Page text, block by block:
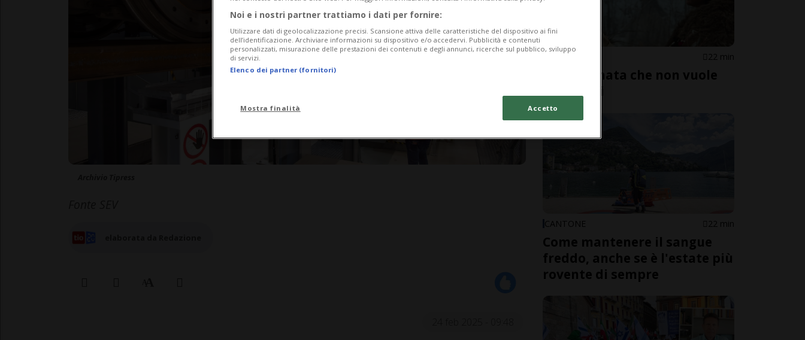
LOCARNO 22 min
Una giornata che non vuole
CANTONE 22 min
Come mantenere il sangue
freddo, anche se è l'estate più
rovente di sempre
Noi e i nostri partner trattiamo i dati per fornire:
Utilizzare dati di geolocalizzazione precisi. Scansione attiva delle caratteristiche del dispositivo ai fini
dell’identificazione. Archiviare informazioni su dispositivo e/o accedervi. Pubblicità e contenuti
personalizzati, misurazione delle prestazioni dei contenuti e degli annunci, ricerche sul pubblico, sviluppo
di servizi.
Elenco dei partner (fornitori)
Mostra finalità Accetto